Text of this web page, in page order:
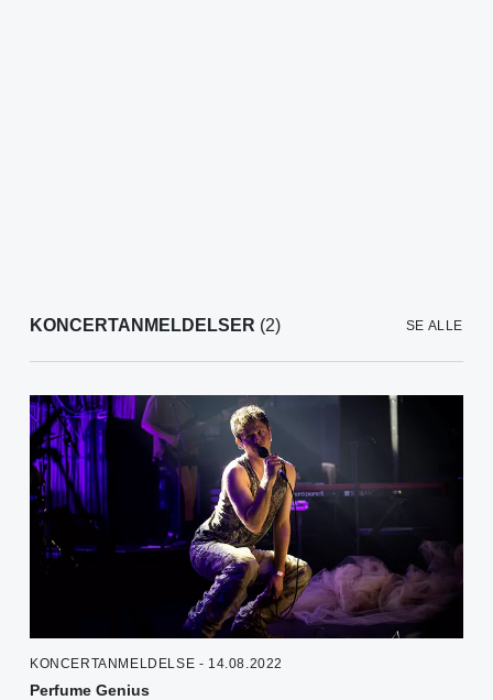
KONCERTANMELDELSER (2) SE ALLE
KONCERTANMELDELSE - 14.08.2022
Perfume Genius